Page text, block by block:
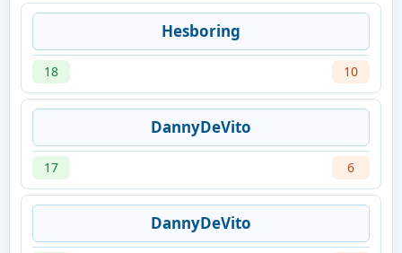
Hesboring
18 10
DannyDeVito
17 6
DannyDeVito